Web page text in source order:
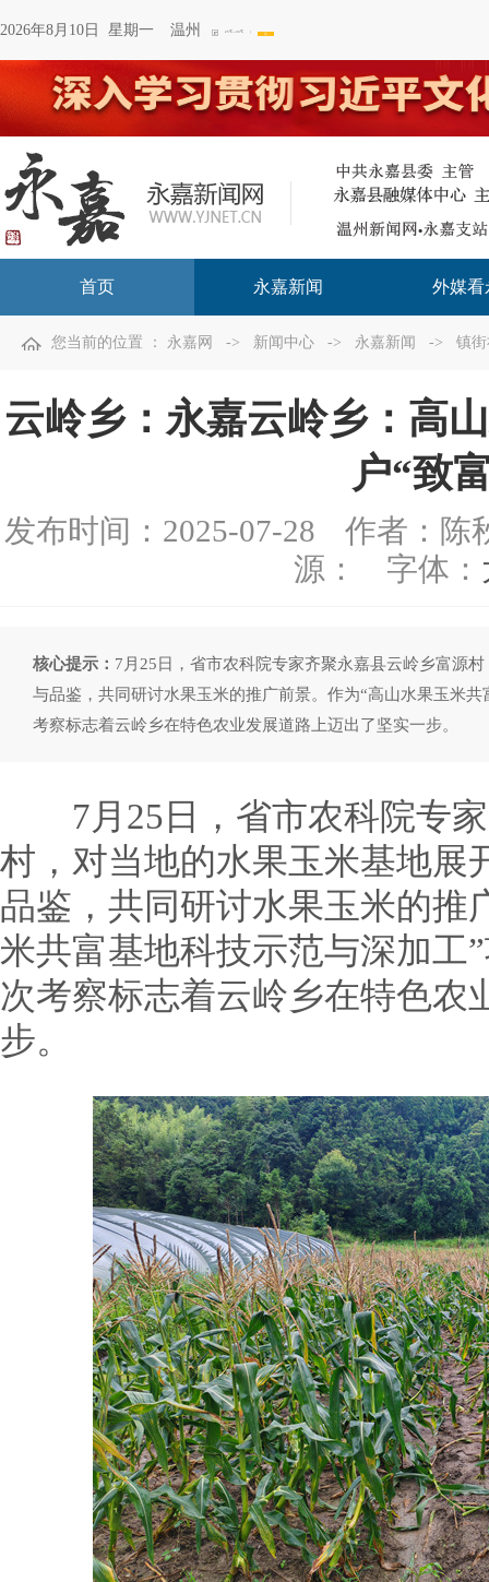
2026年8月10日 星期一 温州
首页 永嘉新闻 外媒看
您当前的位置 ： 永嘉网 -> 新闻中心 -> 永嘉新闻 -> 镇
云岭乡：永嘉云岭乡：高
户“致
发布时间： 2025-07-28
作者：陈
源：
字体：
核心提示： 7月25日，省市农科院专家齐聚永嘉县云岭乡富源
与品鉴，共同研讨水果玉米的推广前景。作为“高山水果玉米
考察标志着云岭乡在特色农业发展道路上迈出了坚实一步。
7月25日，省市农科院专家
村，对当地的水果玉米基地展
品鉴，共同研讨水果玉米的推
米共富基地科技示范与深加工
次考察标志着云岭乡在特色农
步。